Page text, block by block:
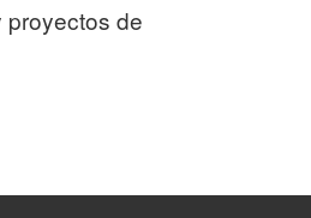
proyectos de